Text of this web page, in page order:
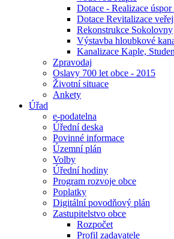
Dotace - Realizace
Dotace Revitalizace
Rekonstrukce Sokolovny
Výstavba hloubkové
Kanalizace Kaple,
Zpravodaj
Oslavy 700 let obce - 2015
Životní situace
Ankety
Úřad
e-podatelna
Úřední deska
Povinné informace
Územní plán
Volby
Úřední hodiny
Program rozvoje obce
Poplatky
Digitální povodňový plán
Zastupitelstvo obce
Rozpočet
Profil zadavatele